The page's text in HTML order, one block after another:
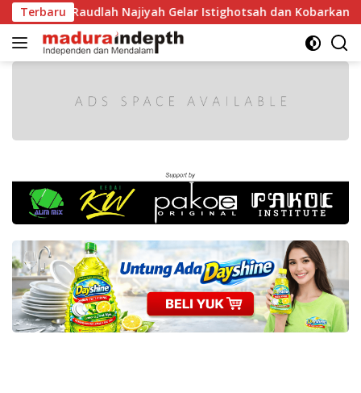
Langsung
ke
konten
Terbaru
MA Raudlah Najiyah Gelar Istighotsah dan Kobarkan